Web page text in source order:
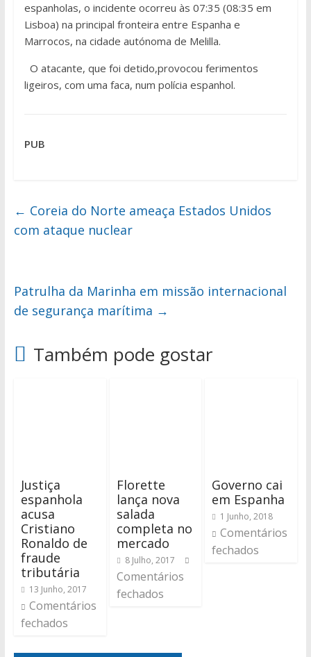
espanholas, o incidente ocorreu às 07:35 (08:35 em
Lisboa) na principal fronteira entre Espanha e
Marrocos, na cidade autónoma de Melilla.
O atacante, que foi detido,provocou ferimentos
ligeiros, com uma faca, num polícia espanhol.
PUB
← Coreia do Norte ameaça Estados Unidos
com ataque nuclear
Patrulha da Marinha em missão internacional
de segurança marítima →
Também pode gostar
Justiça
espanhola
acusa
Cristiano
Ronaldo de
fraude
tributária
13 Junho, 2017
Comentários
fechados
Florette
lança nova
salada
completa no
mercado
8 Julho, 2017
Comentários
fechados
Governo cai
em Espanha
1 Junho, 2018
Comentários
fechados